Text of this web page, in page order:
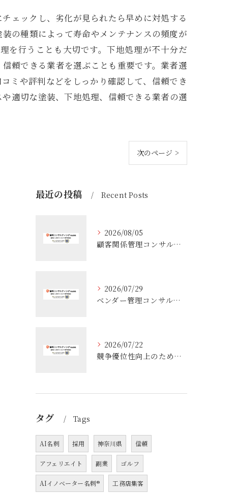
ェックし、劣化が見られたら早めに対処する
の種類によって寿命やメンテナンスの頻度が
を行うことも大切です。下地処理が不十分だ
頼できる業者を選ぶことも重要です。業者選
ミや評判などをしっかり確認して、信頼でき
適切な塗装、下地処理、信頼できる業者の選
次のページ >
最近の投稿 Recent Posts
2026/08/05
顧客関係管理コンサルティングの実態とコンサルが担う役割や年収のリアル
2026/07/29
ベンダー管理コンサルティングで実務が変わる役割整理と失敗しない進め方
2026/07/22
競争優位性向上のためのコンサル活用術と企業成長を実現する実践ポイント
タグ Tags
AI名刺 採用 神奈川県 信頼
アフェリエイト 副業 ゴルフ
AIイノベーター名刺® 工務店集客